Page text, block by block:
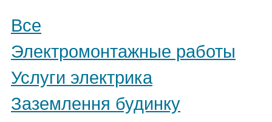
Все
Электромонтажные работы
Услуги электрика
Заземлення будинку